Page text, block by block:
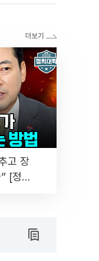
고 장
[정치